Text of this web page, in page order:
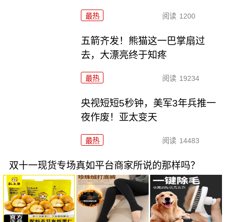
最热 阅读 1200
五箭齐发！熊猫这一巴掌扇过
去，大漂亮终于知疼
最热 阅读 19234
央视短短5秒钟，美军3年兵推一
夜作废！亚太变天
最热 阅读 14483
双十一现货专场真如平台商家所说的那样吗？